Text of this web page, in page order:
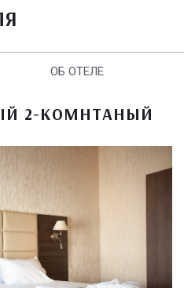
ОБ ОТЕЛЕ
2-КОМНТАНЫЙ